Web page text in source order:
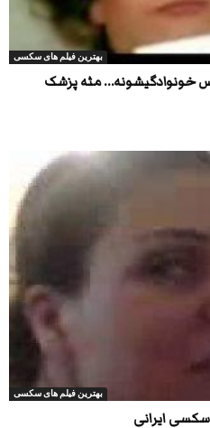
بهترین فیلم های سکسی
خونوادگیشونه… مثه پزشک
بهترین فیلم های سکسی
ایرانی